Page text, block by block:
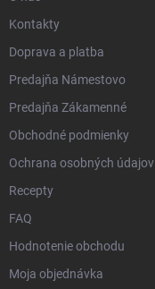
Kontakty
Doprava a platba
Predajňa Námestovo
Predajňa Zákamenné
Obchodné podmienky
Ochrana osobných údajov
Recepty
FAQ
Hodnotenie obchodu
Moja objednávka